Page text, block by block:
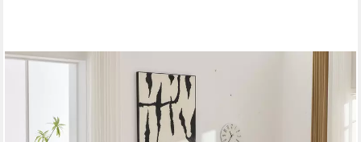
Ecksofa Loungesofa mit zwei Hockern,Vier-Sitzer-Sofa mit
Holzbeinen,Beige, L-Form Sofa mit
Stauraumhocker,Chaiselongue für Wohnzimmer, Sofagarnitur mit